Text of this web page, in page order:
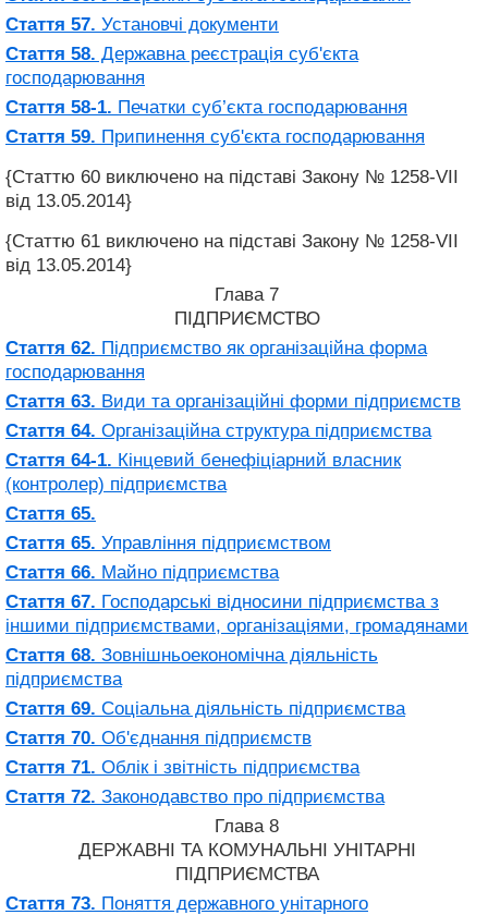
Стаття 57. Установчі документи
Стаття 58. Державна реєстрація суб'єкта
господарювання
Стаття 58-1. Печатки суб’єкта господарювання
Стаття 59. Припинення суб'єкта господарювання
{Статтю 60 виключено на підставі Закону № 1258-VII
від 13.05.2014}
{Статтю 61 виключено на підставі Закону № 1258-VII
від 13.05.2014}
Глава 7
ПІДПРИЄМСТВО
Стаття 62. Підприємство як організаційна форма
господарювання
Стаття 63. Види та організаційні форми підприємств
Стаття 64. Організаційна структура підприємства
Стаття 64-1. Кінцевий бенефіціарний власник
(контролер) підприємства
Стаття 65.
Стаття 65. Управління підприємством
Стаття 66. Майно підприємства
Стаття 67. Господарські відносини підприємства з
іншими підприємствами, організаціями, громадянами
Стаття 68. Зовнішньоекономічна діяльність
підприємства
Стаття 69. Соціальна діяльність підприємства
Стаття 70. Об'єднання підприємств
Стаття 71. Облік і звітність підприємства
Стаття 72. Законодавство про підприємства
Глава 8
ДЕРЖАВНІ ТА КОМУНАЛЬНІ УНІТАРНІ
ПІДПРИЄМСТВА
Стаття 73. Поняття державного унітарного